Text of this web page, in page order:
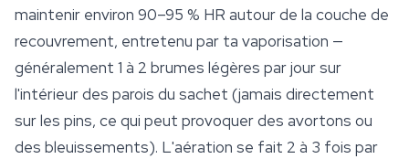
maintenir environ 90–95 % HR autour de la couche de
recouvrement, entretenu par ta vaporisation —
généralement 1 à 2 brumes légères par jour sur
l'intérieur des parois du sachet (jamais directement
sur les pins, ce qui peut provoquer des avortons ou
des bleuissements). L'aération se fait 2 à 3 fois par